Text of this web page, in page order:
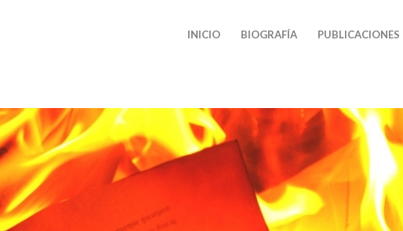
INICIO BIOGRAFÍA PUBLICACIONES